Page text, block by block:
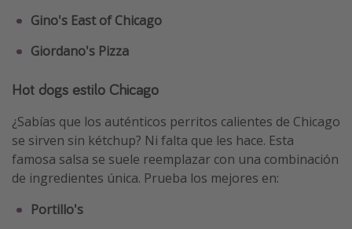
Gino's East of Chicago
Giordano's Pizza
Hot dogs estilo Chicago
¿Sabías que los auténticos perritos calientes de Chicago
se sirven sin kétchup? Ni falta que les hace. Esta
famosa salsa se suele reemplazar con una combinación
de ingredientes única. Prueba los mejores en:
Portillo's